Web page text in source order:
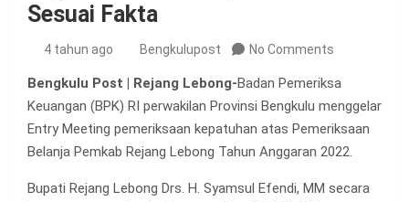
Sesuai Fakta
4 tahun ago Bengkulupost No Comments
Bengkulu Post | Rejang Lebong-Badan Pemeriksa
Keuangan (BPK) RI perwakilan Provinsi Bengkulu menggelar
Entry Meeting pemeriksaan kepatuhan atas Pemeriksaan
Belanja Pemkab Rejang Lebong Tahun Anggaran 2022.
Bupati Rejang Lebong Drs. H. Syamsul Efendi, MM secara